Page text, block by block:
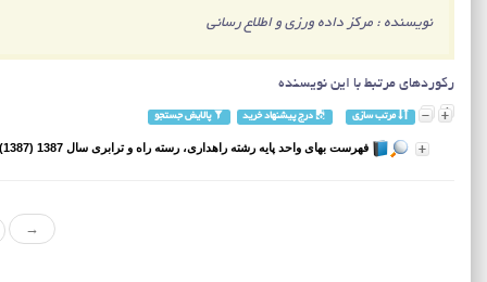
نویسنده : مرکز داده ورزی و اطلاع رسانی
رکوردهای مرتبط با این نویسنده
مرتب سازی درج پیشنهاد خرید پالایش جستجو
فهرست بهای واحد پایه رشته راهداری، رسته راه و ترابری سال 1387 (1387)
→